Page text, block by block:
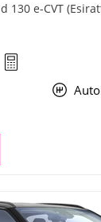
130 e-CVT